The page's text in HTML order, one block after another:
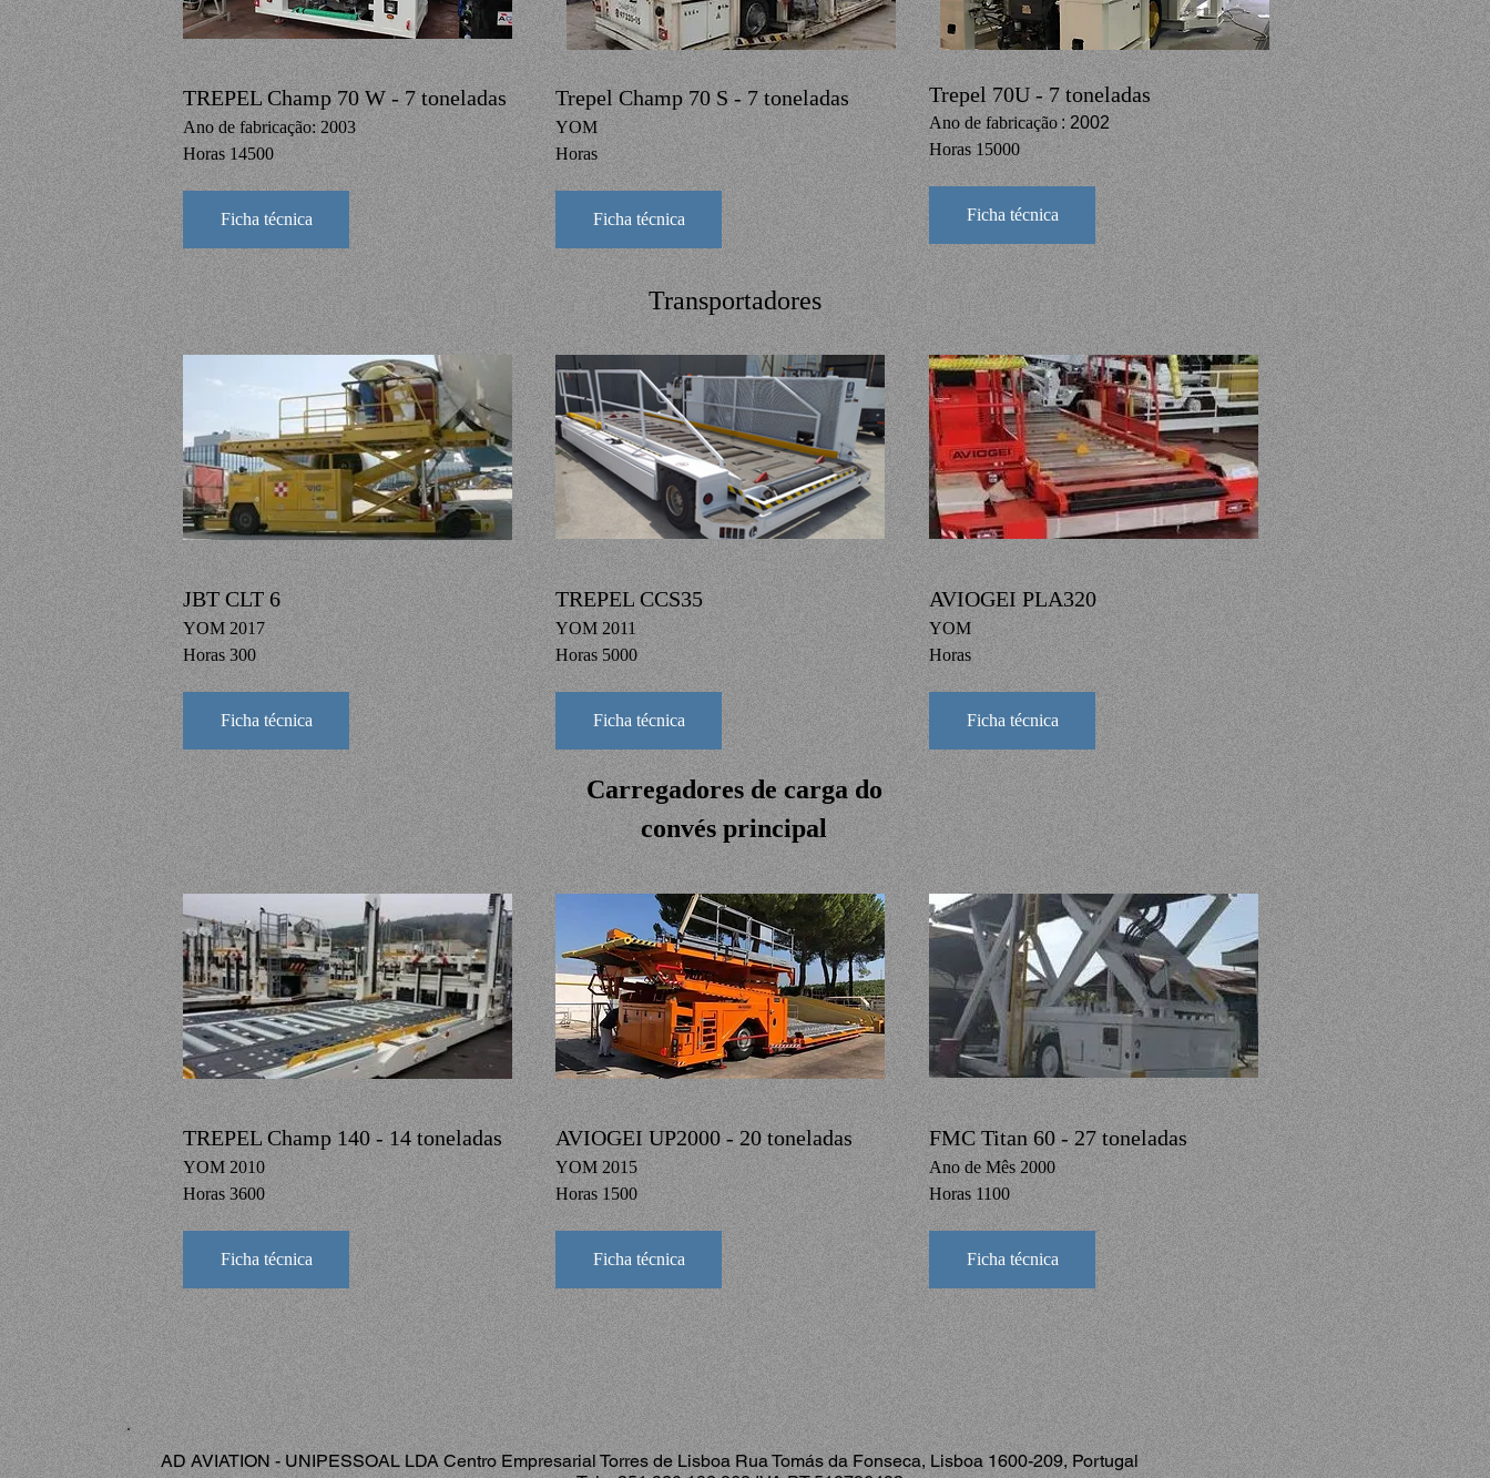
TREPEL Champ 70 W - 7 toneladas
Ano de fabricação: 2003
Horas 14500
Ficha técnica
Trepel Champ 70 S - 7 toneladas
YOM
Horas
Ficha técnica
Trepel 70U - 7 toneladas
Ano de fabricação : 2002
Horas 15000
Ficha técnica
Transportadores
JBT CLT 6
YOM 2017
Horas 300
Ficha técnica
TREPEL CCS35
YOM 2011
Horas 5000
Ficha técnica
Carregadores de carga do
convés principal
AVIOGEI PLA320
YOM
Horas
Ficha técnica
TREPEL Champ 140 - 14 toneladas
YOM 2010
Horas 3600
Ficha técnica
AVIOGEI UP2000 - 20 toneladas
YOM 2015
Horas 1500
Ficha técnica
FMC Titan 60 - 27 toneladas
Ano de Mês 2000
Horas 1100
Ficha técnica
AD AVIATION - UNIPESSOAL LDA Centro Empresarial Torres de Lisboa Rua Tomás da Fonseca, Lisboa 1600-209, Portugal